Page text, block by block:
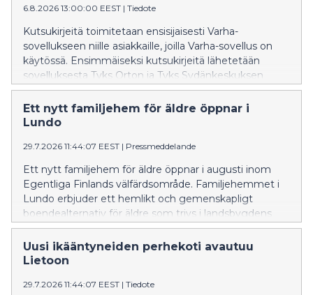
6.8.2026 13:00:00 EEST | Tiedote
Kutsukirjeitä toimitetaan ensisijaisesti Varha-
sovellukseen niille asiakkaille, joilla Varha-sovellus on
käytössä. Ensimmäiseksi kutsukirjeitä lähetetään
sovelluksesta Tyks Orton ja Tyks Sydänkeskuksen
potilaille. Kokemusten perusteella toimintamallia
laajennetaan myöhemmin myös muille Tyks-
sairaalapalveluiden erikoisaloille.
Ett nytt familjehem för äldre öppnar i
Lundo
29.7.2026 11:44:07 EEST | Pressmeddelande
Ett nytt familjehem för äldre öppnar i augusti inom
Egentliga Finlands välfärdsområde. Familjehemmet i
Lundo erbjuder ett hemlikt och gemenskapligt
boendealternativ för äldre som trivs i landsbygdens
lugn och ro.
Uusi ikääntyneiden perhekoti avautuu
Lietoon
29.7.2026 11:44:07 EEST | Tiedote